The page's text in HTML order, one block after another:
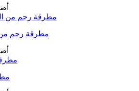
مطرقة رجم من